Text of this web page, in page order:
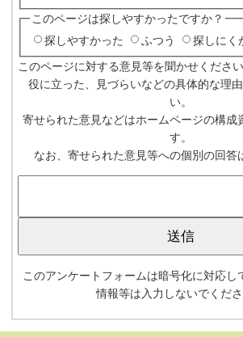
このページは探しやすかったですか？
探しやすかった
ふつう 探しにく
このページに対する意見等を聞かせください
役に立った、見づらいなどの具体的な理
い。
寄せられた意見などはホームページの構成
す。
なお、寄せられた意見等への個別の回答
このアンケートフォームは暗号化に対応し
情報等は入力しないでくださ